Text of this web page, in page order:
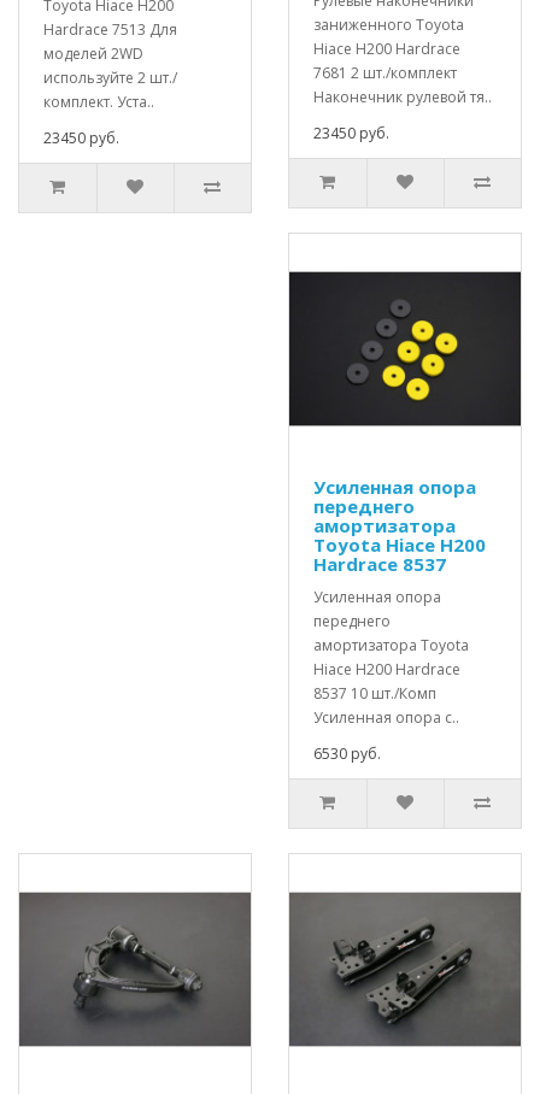
Toyota Hiace H200
Hardrace 7513 Для
моделей 2WD
используйте 2 шт./
комплект. Уста..
23450 руб.
заниженного Toyota
Hiace H200 Hardrace
7681 2 шт./комплект
Наконечник рулевой тя..
23450 руб.
Усиленная опора
переднего
амортизатора
Toyota Hiace H200
Hardrace 8537
Усиленная опора
переднего
амортизатора Toyota
Hiace H200 Hardrace
8537 10 шт./Комп
Усиленная опора с..
6530 руб.